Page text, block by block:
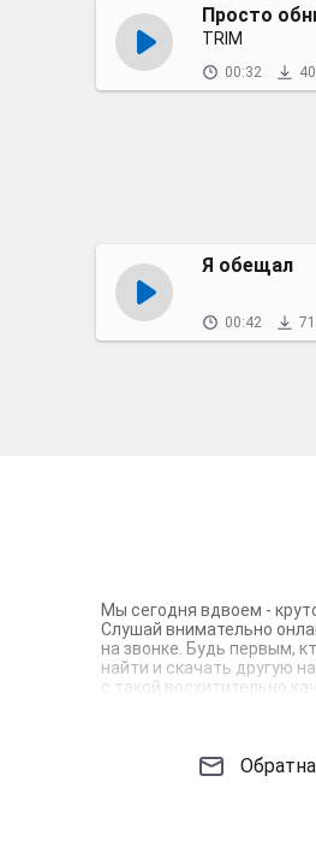
Просто
TRIM
00:32
Я обещал
00:42
Мы сегодня вдвоем -
Слушай внимательно
на звонке. Будь первым,
найти и скачать другую
с такой восхитительно